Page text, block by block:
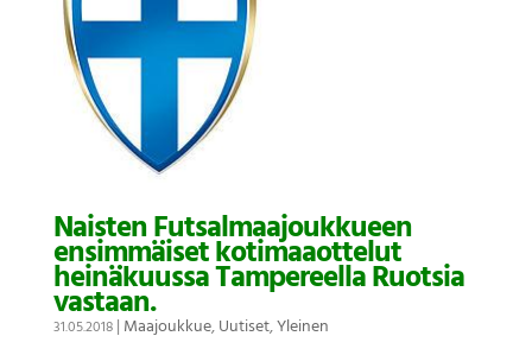
Naisten Futsalmaajoukkueen
ensimmäiset kotimaaottelut
heinäkuussa Tampereella Ruotsia
vastaan.
31.05.2018| Maajoukkue,Uutiset,Yleinen